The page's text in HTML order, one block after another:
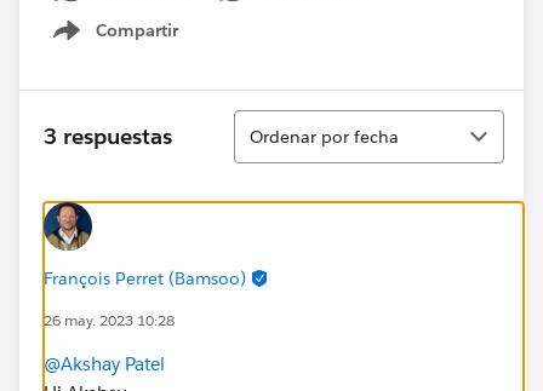
Compartir
Show menu
3 respuestas
Ordenar
Ordenar por fecha
François Perret (Bamsoo)
26 may. 2023 10:28
@Akshay Patel